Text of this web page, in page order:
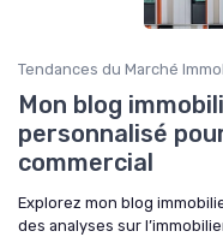
Tendances du Marché
Mon blog
personnalisé
commercial
Explorez mon blog
des analyses sur